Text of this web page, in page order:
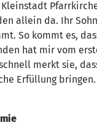
allein da. Ihr
So kommt es,
hat mir vom
merkt sie,
Erfüllung